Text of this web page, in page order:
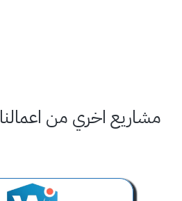
مشاريع اخري من اعمالنا